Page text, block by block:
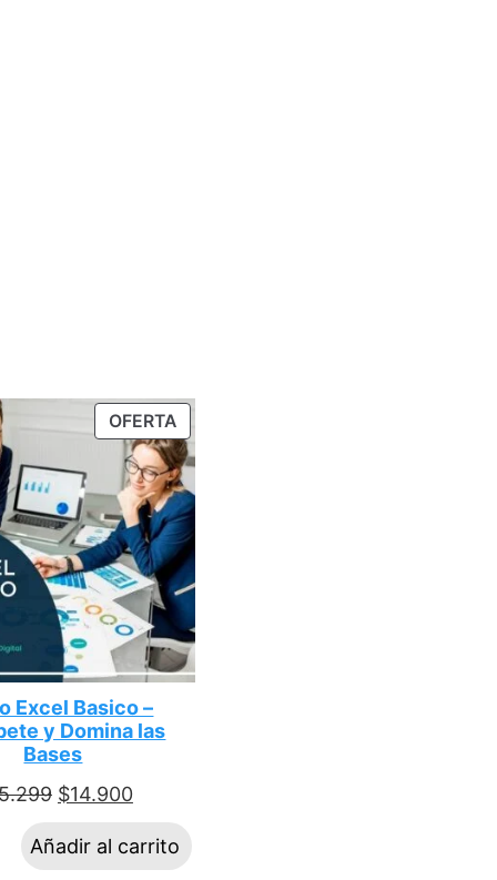
OFERTA
Excel Basico –
y Domina las
Bases
$14.900
Añadir al carrito